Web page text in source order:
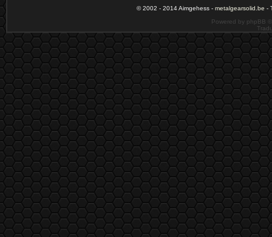
© 2002 - 2014 Aimgehess - metalgearsolid.be -
Powered by phpBB